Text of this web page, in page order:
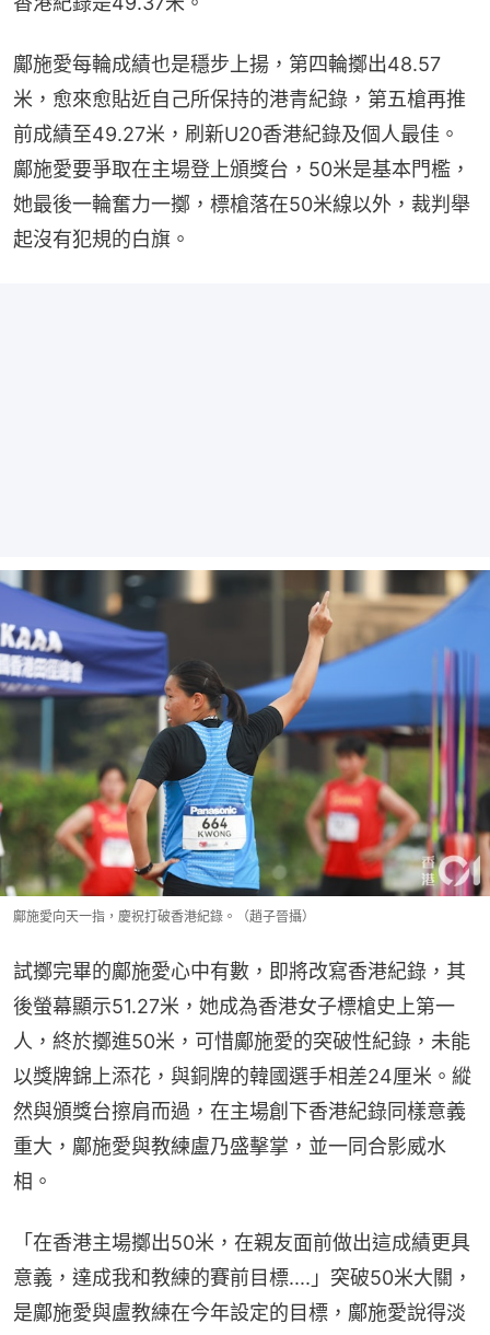
鄺施愛每輪成績也是穩步上揚，第四輪擲出48.57
米，愈來愈貼近自己所保持的港青紀錄，第五槍再推
前成績至49.27米，刷新U20香港紀錄及個人最佳。
鄺施愛要爭取在主場登上頒獎台，50米是基本門檻，
她最後一輪奮力一擲，標槍落在50米線以外，裁判舉
起沒有犯規的白旗。
鄺施愛向天一指，慶祝打破香港紀錄。（趙子晉攝）
試擲完畢的鄺施愛心中有數，即將改寫香港紀錄，其
後螢幕顯示51.27米，她成為香港女子標槍史上第一
人，終於擲進50米，可惜鄺施愛的突破性紀錄，未能
以獎牌錦上添花，與銅牌的韓國選手相差24厘米。縱
然與頒獎台擦肩而過，在主場創下香港紀錄同樣意義
重大，鄺施愛與教練盧乃盛擊掌，並一同合影威水
相。
「在香港主場擲出50米，在親友面前做出這成績更具
意義，達成我和教練的賽前目標....」突破50米大關，
是鄺施愛與盧教練在今年設定的目標，鄺施愛說得淡